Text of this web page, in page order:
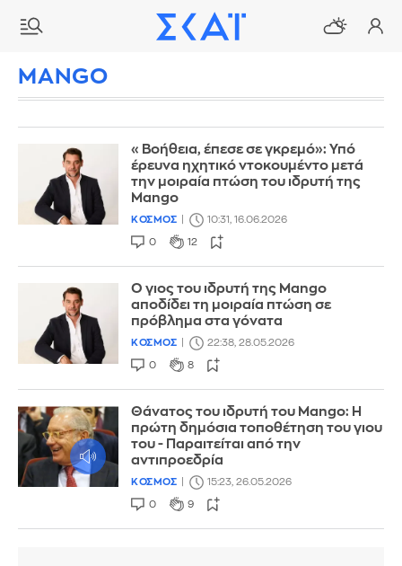
MANGO
«Βοήθεια, έπεσε σε γκρεμό»: Υπό
έρευνα ηχητικό ντοκουμέντο μετά
την μοιραία πτώση του ιδρυτή της
Mango
ΚΟΣΜΟΣ 10:31, 16.06.2026
0 12
Ο γιος του ιδρυτή της Mango
αποδίδει τη μοιραία πτώση σε
πρόβλημα στα γόνατα
ΚΟΣΜΟΣ 22:38, 28.05.2026
0 8
Θάνατος του ιδρυτή του Mango: Η
πρώτη δημόσια τοποθέτηση του γιου
του - Παραιτείται από την
αντιπροεδρία
ΚΟΣΜΟΣ 15:23, 26.05.2026
0 9